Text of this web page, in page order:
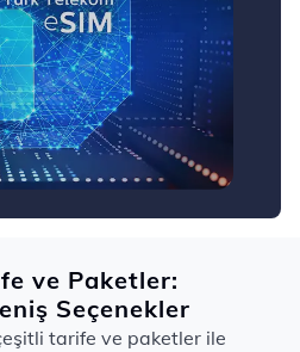
ve Paketler:
Seçenekler
tarife ve paketler ile